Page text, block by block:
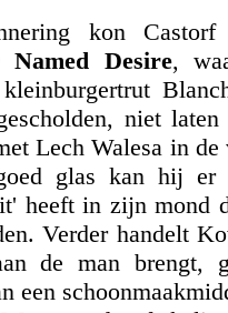
kon
Named Desire,
kleinburgertrut
niet
Lech Walesa in
glas kan hij er
heeft in zijn mond
Verder handelt
de man brengt,
een